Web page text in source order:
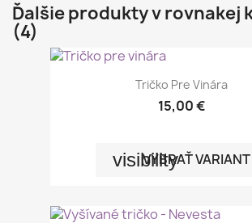
Ďalšie produkty v rovnakej
(4)
Tričko Pre Vinára
15,00 €
visibility
VYBRAŤ VARIANT